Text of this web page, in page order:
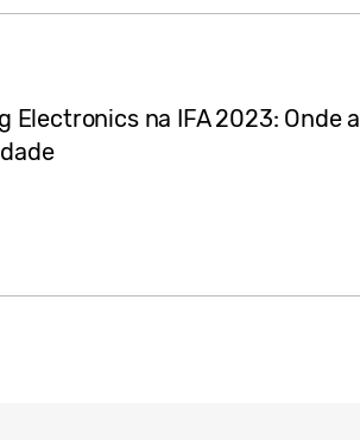
Electronics na IFA 2023: Onde a